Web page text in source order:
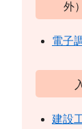
外
電子
建設